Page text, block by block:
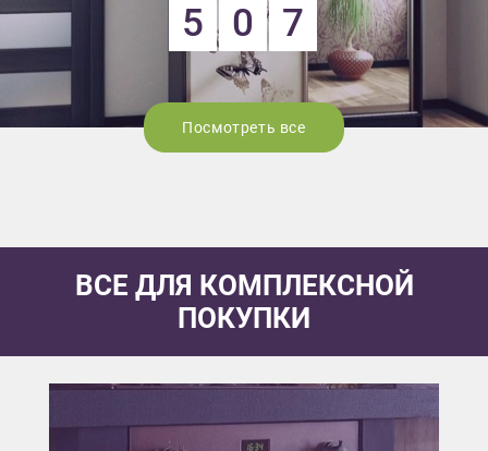
5 0 7
Посмотреть все
ВСЕ ДЛЯ КОМПЛЕКСНОЙ
ПОКУПКИ